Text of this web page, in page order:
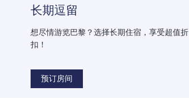
长期逗留
想尽情游览巴黎？选择长期住宿，享受超值折
扣！
预订房间